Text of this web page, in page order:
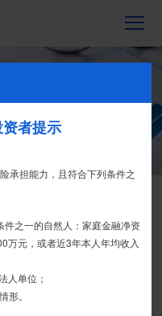
品 信息披露
客户反馈 征信异议申请
子合同签署应由投资者本人
认购信托产品的资金应根据
户。投资者认购我司信托产品
现金。
我司客服电话400-
者提示
承担能力，且符合下列条件之
件之一的自然人：家庭金融净资
万元，或者近3年本人年均收入
人单位；
形。